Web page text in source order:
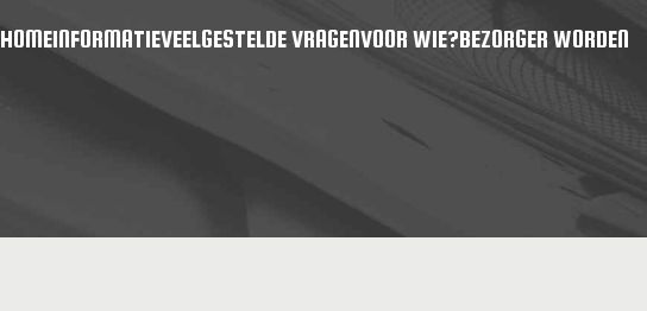
HOMEINFORMATIEVEELGESTELDE VRAGENVOOR WIE?BEZORGER WORDEN